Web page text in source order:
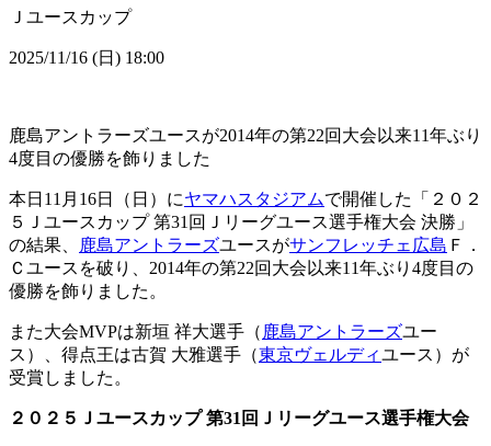
Ｊユースカップ
2025/11/16 (日) 18:00
鹿島アントラーズユースが2014年の第22回大会以来11年ぶり
4度目の優勝を飾りました
本日11月16日（日）にヤマハスタジアムで開催した「２０２
５Ｊユースカップ 第31回Ｊリーグユース選手権大会 決勝」
の結果、
鹿島アントラーズユースがサンフレッチェ広島 Ｆ．
Ｃユースを破り、2014年の第22回大会以来11年ぶり4度目の
優勝を飾りました。
また大会MVPは新垣 祥大選手（ 鹿島アントラーズユー
ス）、得点王は古賀 大雅選手（東京ヴェルディユース）が
受賞しました。
２０２５Ｊユースカップ 第31回Ｊリーグユース選手権大会